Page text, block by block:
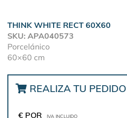
THINK WHITE RECT 60X60
SKU: APA040573
Porcelánico
60×60 cm
REALIZA TU PEDIDO
€ POR IVA INCLUIDO